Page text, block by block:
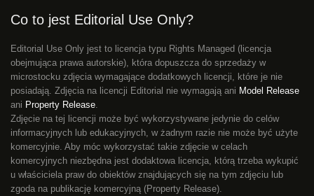
Co to jest Editorial Use Only?
Editorial Use Only jest to licencja typu Rights Managed (licencja
obejmująca prawa autorskie), która dopuszcza do sprzedaży w
microstocku zdjęcia wymagające dodatkowych licencji, które je nie
posiadają. Zdjęcia na licencji Editorial nie wymagają ani Model Release
ani Property Release
Zdjęcie na tej licencji może być wykorzystywane jedynie do celów
informacyjnych lub edukacyjnych, w żadnym razie nie może być użyte
komercyjnie. Aby móc wykorzystać takie zdjęcie w celach
komercyjnych niezbędna jest dodaktowa licencja, którą trzeba wykupić
u właściciela praw do obiektów znajdujących się na tym zdjęciu lub
zgoda na publikację komercyjną (Property Release).